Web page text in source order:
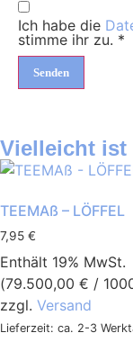
Ich habe die
stimme ihr zu. *
Vielleicht ist
TEEMAß – LÖFFEL
7,95 €
Enthält 19% MwSt.
(79.500,00 € /
zzgl. Versand
Lieferzeit: ca. 2-3